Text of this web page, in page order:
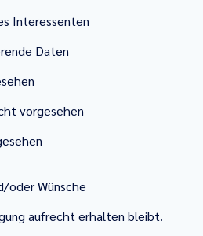
Interessenten
Daten
vorgesehen
oder Wünsche
aufrecht erhalten bleibt.